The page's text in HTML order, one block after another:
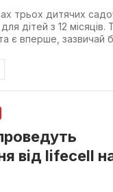
трьох дитячих
дітей з 12 місяців.
є вперше, зазвичай
від lifecell
5G